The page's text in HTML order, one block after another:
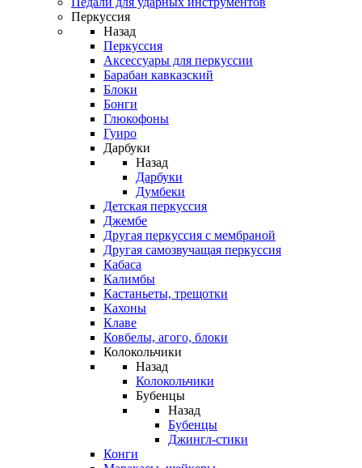
Перкуссия
Назад
Перкуссия
Аксессуары для перкуссии
Барабан кавказский
Блоки
Бонги
Глюкофоны
Гуиро
Дарбуки
Назад
Дарбуки
Думбеки
Детская перкуссия
Джембе
Другая перкуссия с мембраной
Другая самозвучащая перкуссия
Кабаса
Калимбы
Кастаньеты, трещотки
Кахоны
Клаве
Ковбелы, агого, блоки
Колокольчики
Назад
Колокольчики
Бубенцы
Назад
Бубенцы
Джингл-стики
Конги